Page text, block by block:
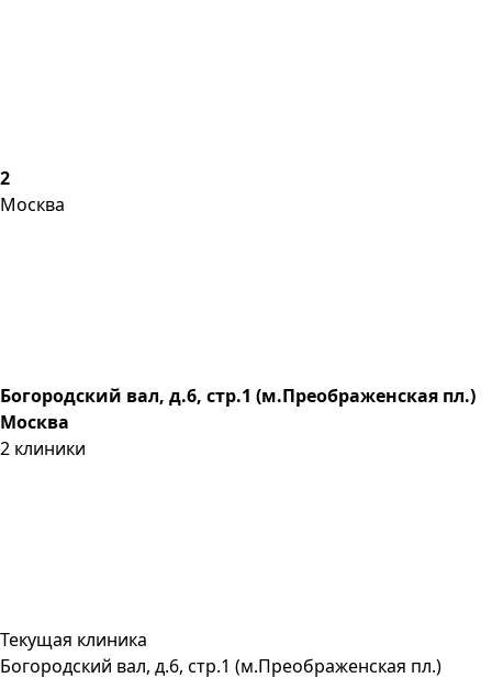
2
Москва
Богородский вал, д.6, стр.1 (м.Преображенская пл.)
Москва
2 клиники
Текущая клиника
Богородский вал, д.6, стр.1 (м.Преображенская пл.)